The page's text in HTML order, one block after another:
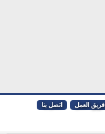
فريق العمل اتصل بنا